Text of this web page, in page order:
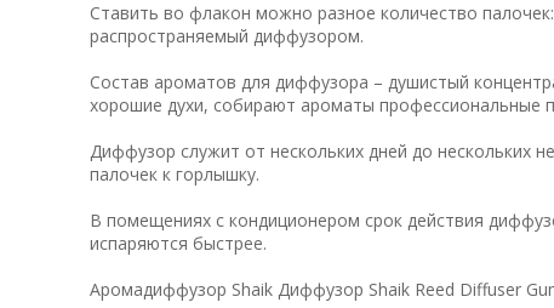
Ставить во флакон можно разное количество
распространяемый диффузором.
Состав ароматов для диффузора – душистый
хорошие духи, собирают ароматы профессиональные
Диффузор служит от нескольких дней до нескольких
палочек к горлышку.
В помещениях с кондиционером срок действия
испаряются быстрее.
Аромадиффузор Shaik Диффузор Shaik Reed Diffuser